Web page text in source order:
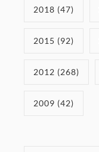
2018 (47)
2015 (92)
2012 (268)
2009 (42)